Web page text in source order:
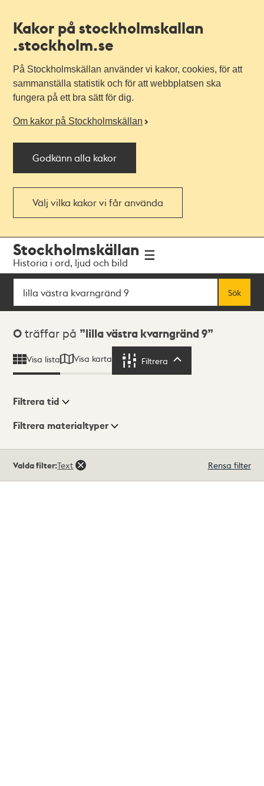
Kakor på stockholmskallan
.stockholm.se
På Stockholmskällan använder vi kakor, cookies, för att
sammanställa statistik och för att webbplatsen ska
fungera på ett bra sätt för dig.
Om kakor på Stockholmskällan
Godkänn alla kakor
Välj vilka kakor vi får använda
navigationen
huvudinnehållet
Stockholmskällan
Historia i ord, ljud och bild
Sök
Sök
Sökresultat
0 träffar på lilla västra kvarngränd 9
Visa lista Visa karta Filtrera
Visningsläge
Filtrera tid
Filtrera materialtyper
träffar
Valda filter:Text Rensa filter